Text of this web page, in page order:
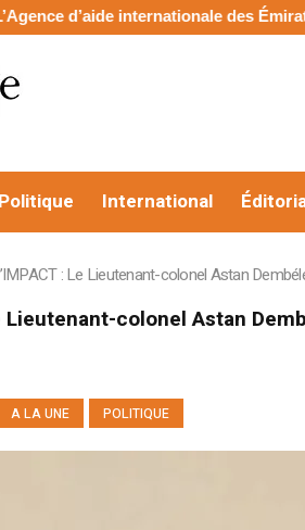
des Émirats arabes unis
Politique International
: Le Lieutenant-colonel Astan
Lieutenant-colonel Astan
A LA UNE POLITIQUE